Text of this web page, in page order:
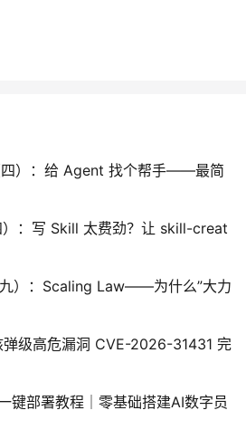
）：给 Agent 找个帮手——最简
：写 Skill 太费劲？让 skill-creat
）：Scaling Law——为什么”大力
弹级高危漏洞 CVE-2026-31431 完
键部署教程｜零基础搭建AI数字员